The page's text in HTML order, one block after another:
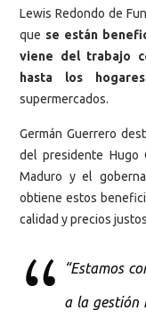
Lewis Redondo de
que se están
viene del trabajo
hasta los hogares
supermercados.
Germán Guerrero
del presidente Hugo
Maduro y el
obtiene estos
calidad y precios
“Estamos
a la gestión